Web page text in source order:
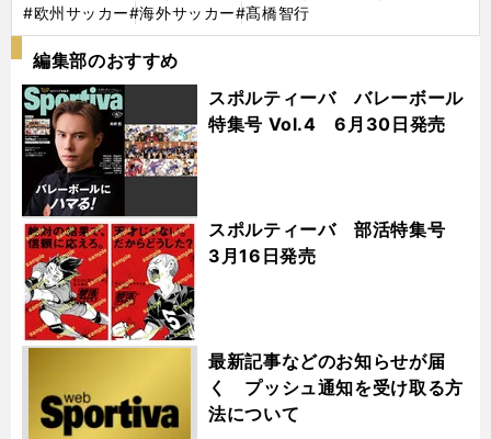
#欧州サッカー#海外サッカー#髙橋智行
編集部のおすすめ
スポルティーバ バレーボール
特集号 Vol.4 6月30日発売
スポルティーバ 部活特集号
3月16日発売
最新記事などのお知らせが届
く プッシュ通知を受け取る方
法について